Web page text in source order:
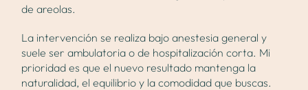
de areolas.
La intervención se realiza bajo anestesia general y
suele ser ambulatoria o de hospitalización corta. Mi
prioridad es que el nuevo resultado mantenga la
naturalidad, el equilibrio y la comodidad que buscas.